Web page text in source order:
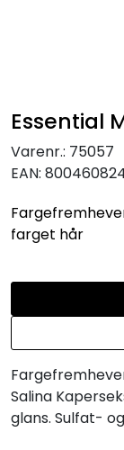
Essential
Varenr.: 75057
EAN:
farget hår
Salina
glans. Sulfat-